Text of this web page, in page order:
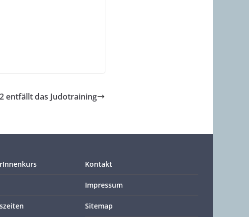
entfällt das Judotraining
Kontakt
Impressum
Sitemap